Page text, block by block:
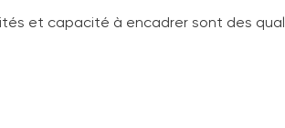
et capacité à encadrer sont des